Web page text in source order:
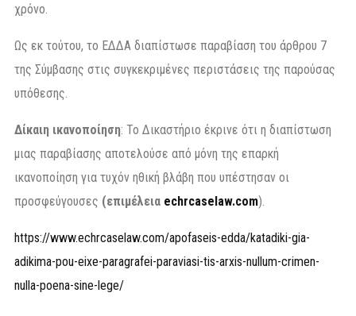
χρόνο.
Ως εκ τούτου, το ΕΔΔΑ διαπίστωσε παραβίαση του άρθρου 7
της Σύμβασης στις συγκεκριμένες περιστάσεις της παρούσας
υπόθεσης.
Δίκαιη ικανοποίηση: Το Δικαστήριο έκρινε ότι η διαπίστωση
μιας παραβίασης αποτελούσε από μόνη της επαρκή
ικανοποίηση για τυχόν ηθική βλάβη που υπέστησαν οι
προσφεύγουσες (επιμέλεια echrcaselaw.com).
https://www.echrcaselaw.com/apofaseis-edda/katadiki-gia-
adikima-pou-eixe-paragrafei-paraviasi-tis-arxis-nullum-crimen-
nulla-poena-sine-lege/